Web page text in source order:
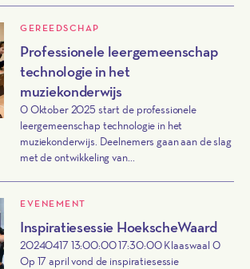
GEREEDSCHAP
Professionele leergemeenschap
technologie in het
muziekonderwijs
0 Oktober 2025 start de professionele
leergemeenschap technologie in het
muziekonderwijs. Deelnemers gaan aan de slag
met de ontwikkeling van...
EVENEMENT
Inspiratiesessie HoekscheWaard
20240417 13:00:00 17:30:00 Klaaswaal 0
Op 17 april vond de inspiratiesessie